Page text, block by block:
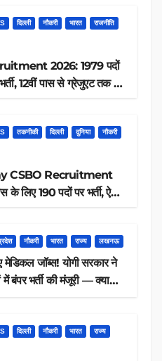
दिल्ली नौकरी भारत राजनीति
2026: 1979 पदों
12वीं पास से ग्रेजुएट तक करें
तकनीकी दिल्ली दुनिया नौकरी
CSBO Recruitment
के लिए 190 पदों पर भर्ती, ऐसे
नौकरी भारत राज्य लखनऊ
जॉब्स! योगी सरकार ने
बंपर भर्ती की मंजूरी — क्या
दिल्ली नौकरी भारत राज्य